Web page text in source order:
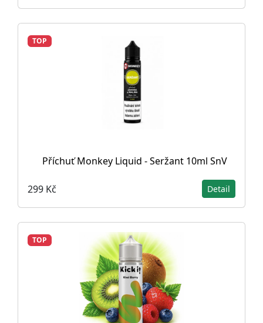
TOP
Příchuť Monkey Liquid - Seržant 10ml SnV
299 Kč Detail
TOP